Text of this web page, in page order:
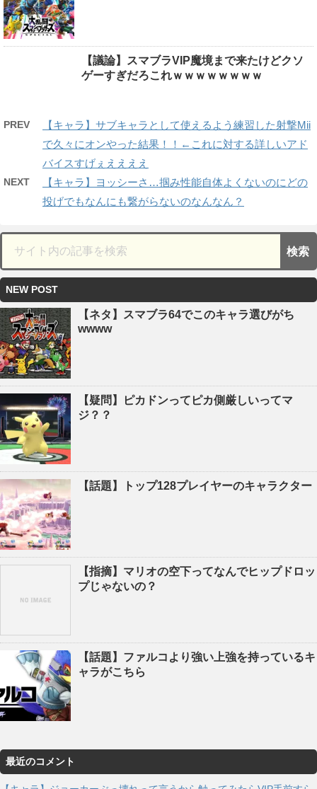
【議論】スマブラVIP魔境まで来たけどクソ
ゲーすぎだろこれｗｗｗｗｗｗｗｗ
PREV
【キャラ】サブキャラとして使えるよう練習した射撃Mii
で久々にオンやった結果！！←これに対する詳しいアド
バイスすげぇええええ
NEXT
【キャラ】ヨッシーさ…掴み性能自体よくないのにどの
投げでもなんにも繋がらないのなんなん？
NEW POST
【ネタ】スマブラ64でこのキャラ選びがち
wwww
【疑問】ピカドンってピカ側厳しいってマ
ジ？？
【話題】トップ128プレイヤーのキャラクター
【指摘】マリオの空下ってなんでヒップドロッ
プじゃないの？
【話題】ファルコより強い上強を持っているキ
ャラがこちら
最近のコメント